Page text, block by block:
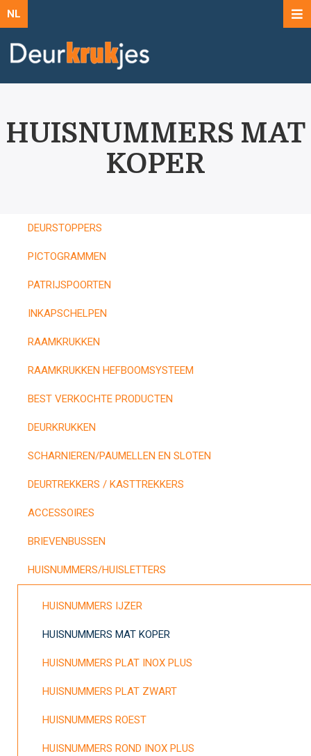
NL
HUISNUMMERS MAT
KOPER
DEURSTOPPERS
PICTOGRAMMEN
PATRIJSPOORTEN
INKAPSCHELPEN
RAAMKRUKKEN
RAAMKRUKKEN HEFBOOMSYSTEEM
BEST VERKOCHTE PRODUCTEN
DEURKRUKKEN
SCHARNIEREN/PAUMELLEN EN SLOTEN
DEURTREKKERS / KASTTREKKERS
ACCESSOIRES
BRIEVENBUSSEN
HUISNUMMERS/HUISLETTERS
HUISNUMMERS IJZER
HUISNUMMERS MAT KOPER
HUISNUMMERS PLAT INOX PLUS
HUISNUMMERS PLAT ZWART
HUISNUMMERS ROEST
HUISNUMMERS ROND INOX PLUS